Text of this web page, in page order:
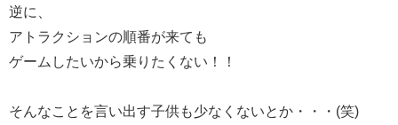
逆に、
アトラクションの順番が来ても
ゲームしたいから乗りたくない！！
そんなことを言い出す子供も少なくないとか・・・(笑)